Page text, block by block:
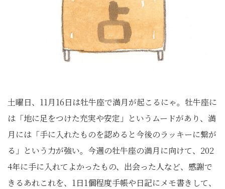
土曜日、11月16日は牡牛座で満月が起こるにゃ。牡牛座に
は「地に足をつけた充実や安定」というムードがあり、満
月には「手に入れたものを認めると今後のラッキーに繋が
る」という力が強い。今週の牡牛座の満月に向けて、202
4年に手に入れてよかったもの、出会った人など、感謝で
きるあれこれを、1日1個程度手帳や日記にメモ書きして、